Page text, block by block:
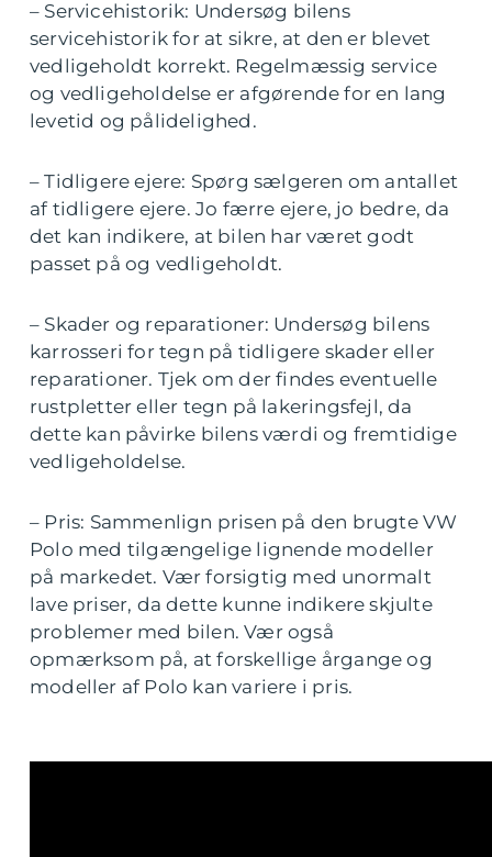
– Servicehistorik: Undersøg bilens
servicehistorik for at sikre, at den er blevet
vedligeholdt korrekt. Regelmæssig service
og vedligeholdelse er afgørende for en lang
levetid og pålidelighed.
– Tidligere ejere: Spørg sælgeren om antallet
af tidligere ejere. Jo færre ejere, jo bedre, da
det kan indikere, at bilen har været godt
passet på og vedligeholdt.
– Skader og reparationer: Undersøg bilens
karrosseri for tegn på tidligere skader eller
reparationer. Tjek om der findes eventuelle
rustpletter eller tegn på lakeringsfejl, da
dette kan påvirke bilens værdi og fremtidige
vedligeholdelse.
– Pris: Sammenlign prisen på den brugte VW
Polo med tilgængelige lignende modeller
på markedet. Vær forsigtig med unormalt
lave priser, da dette kunne indikere skjulte
problemer med bilen. Vær også
opmærksom på, at forskellige årgange og
modeller af Polo kan variere i pris.